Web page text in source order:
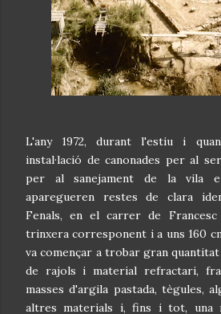
L'any 1972, durant l'estiu i
instal·lació de canonades per al
per al sanejament de la vila
aparegueren restes de clara
Fenals, en el carrer de
trinxera corresponent i a uns 160
va començar a trobar gran
de rajols i material refractari,
masses d'argila pastada, tègules,
altres materials i, fins i tot, una